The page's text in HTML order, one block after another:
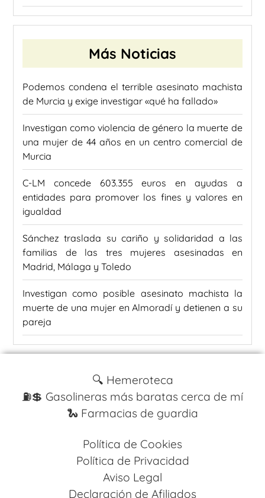
Más Noticias
Podemos condena el terrible asesinato machista
de Murcia y exige investigar «qué ha fallado»
Investigan como violencia de género la muerte de
una mujer de 44 años en un centro comercial de
Murcia
C-LM concede 603.355 euros en ayudas a
entidades para promover los fines y valores en
igualdad
Sánchez traslada su cariño y solidaridad a las
familias de las tres mujeres asesinadas en
Madrid, Málaga y Toledo
Investigan como posible asesinato machista la
muerte de una mujer en Almoradí y detienen a su
pareja
🔍 Hemeroteca
⛽️💲 Gasolineras más baratas cerca de mí
🐍 Farmacias de guardia
Política de Cookies
Política de Privacidad
Aviso Legal
Declaración de Afiliados